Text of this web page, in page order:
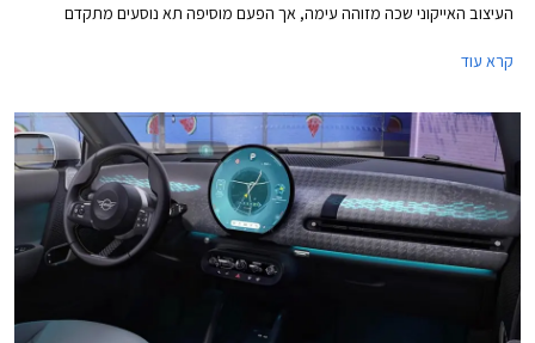
העיצוב האייקוני שכה מזוהה עימה, אך הפעם מוסיפה תא נוסעים מתקדם
חשמל ובנזין בשתי רמות אבזור לבחירה.
קרא עוד